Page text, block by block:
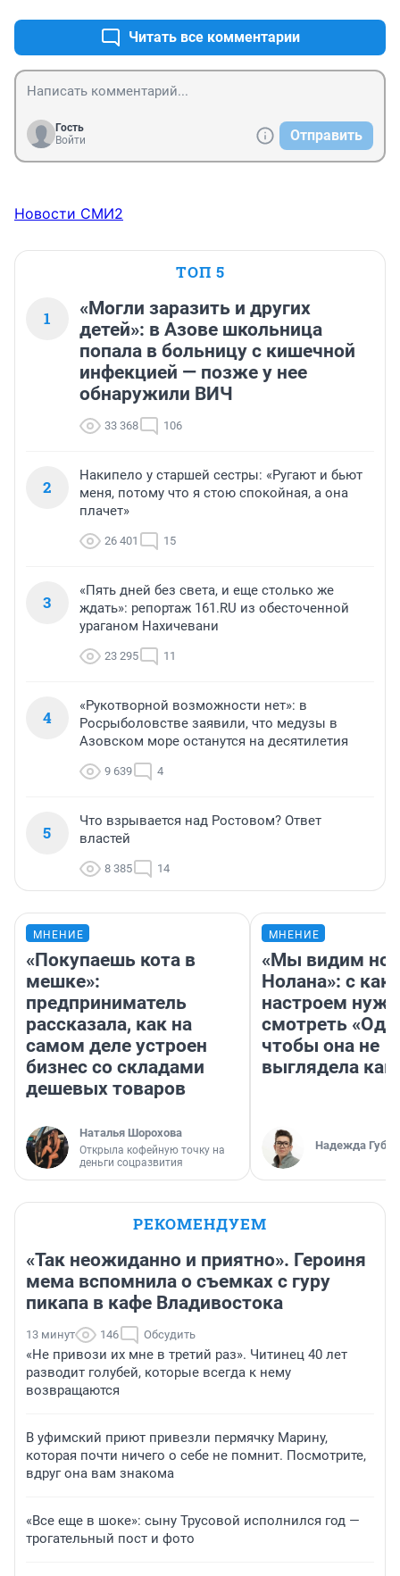
Читать все комментарии
Гость
Войти
Отправить
Новости СМИ2
ТОП 5
1
«Могли заразить и других
детей»: в Азове школьница
попала в больницу с кишечной
инфекцией — позже у нее
обнаружили ВИЧ
33 368 106
2
Накипело у старшей сестры: «Ругают и бьют
меня, потому что я стою спокойная, а она
плачет»
26 401 15
3
«Пять дней без света, и еще столько же
ждать»: репортаж 161.RU из обесточенной
ураганом Нахичевани
23 295 11
4
«Рукотворной возможности нет»: в
Росрыболовстве заявили, что медузы в
Азовском море останутся на десятилетия
9 639 4
5
Что взрывается над Ростовом? Ответ
властей
8 385 14
МНЕНИЕ
«Покупаешь кота в
мешке»:
предприниматель
рассказала, как на
самом деле устроен
бизнес со складами
дешевых товаров
Наталья Шорохова
Открыла кофейную точку на
деньги соцразвития
МНЕНИЕ
«Мы видим
Нолана»: с
настроем
смотреть
чтобы она не
выглядела как
Надежда
РЕКОМЕНДУЕМ
«Так неожиданно и приятно». Героиня
мема вспомнила о съемках с гуру
пикапа в кафе Владивостока
13 минут 146 Обсудить
«Не привози их мне в третий раз». Читинец 40 лет
разводит голубей, которые всегда к нему
возвращаются
В уфимский приют привезли пермячку Марину,
которая почти ничего о себе не помнит. Посмотрите,
вдруг она вам знакома
«Все еще в шоке»: сыну Трусовой исполнился год —
трогательный пост и фото